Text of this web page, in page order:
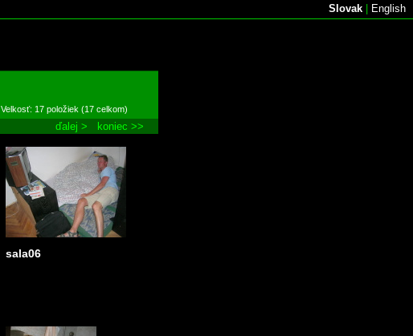
Slovak English
Velkosť: 17 položiek (17 celkom)
ďalej > koniec >>
sala06